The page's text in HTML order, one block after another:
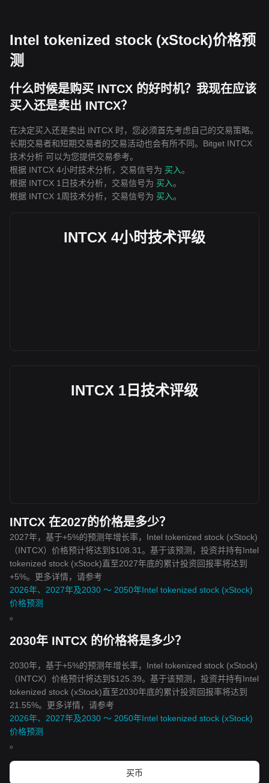
Intel tokenized stock (xStock)价格预
测
什么时候是购买 INTCX 的好时机？我现在应该
买入还是卖出 INTCX？
在决定买入还是卖出 INTCX 时，您必须首先考虑自己的交易策略。
长期交易者和短期交易者的交易活动也会有所不同。Bitget INTCX
技术分析 可以为您提供交易参考。
根据 INTCX 4小时技术分析，交易信号为 买入。
根据 INTCX 1日技术分析，交易信号为 买入。
根据 INTCX 1周技术分析，交易信号为 买入。
INTCX 4小时技术评级
INTCX 1日技术评级
INTCX 在2027的价格是多少？
2027年，基于+5%的预测年增长率，Intel tokenized stock (xStock)
（INTCX）价格预计将达到$108.31。基于该预测，投资并持有Intel
tokenized stock (xStock)直至2027年底的累计投资回报率将达到
+5%。更多详情，请参考
2026年、2027年及2030 ～ 2050年Intel tokenized stock (xStock)
价格预测
。
2030年 INTCX 的价格将是多少？
2030年，基于+5%的预测年增长率，Intel tokenized stock (xStock)
（INTCX）价格预计将达到$125.39。基于该预测，投资并持有Intel
tokenized stock (xStock)直至2030年底的累计投资回报率将达到
21.55%。更多详情，请参考
2026年、2027年及2030 ～ 2050年Intel tokenized stock (xStock)
价格预测
。
买币